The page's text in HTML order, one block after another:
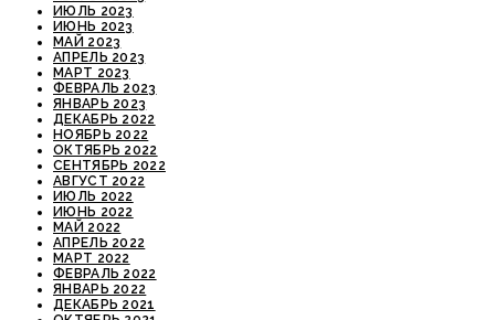
ИЮЛЬ 2023
ИЮНЬ 2023
МАЙ 2023
АПРЕЛЬ 2023
МАРТ 2023
ФЕВРАЛЬ 2023
ЯНВАРЬ 2023
ДЕКАБРЬ 2022
НОЯБРЬ 2022
ОКТЯБРЬ 2022
СЕНТЯБРЬ 2022
АВГУСТ 2022
ИЮЛЬ 2022
ИЮНЬ 2022
МАЙ 2022
АПРЕЛЬ 2022
МАРТ 2022
ФЕВРАЛЬ 2022
ЯНВАРЬ 2022
ДЕКАБРЬ 2021